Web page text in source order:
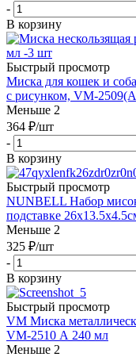
-
В корзину
Быстрый просмотр
Миска для кошек и
с рисунком, VM-
Меньше 2
364 ₽/шт
-
В корзину
Быстрый просмотр
NUNBELL Набор
подставке
Меньше 2
325 ₽/шт
-
В корзину
Быстрый просмотр
VM Миска
VM-2510 А 240 мл
Меньше 2